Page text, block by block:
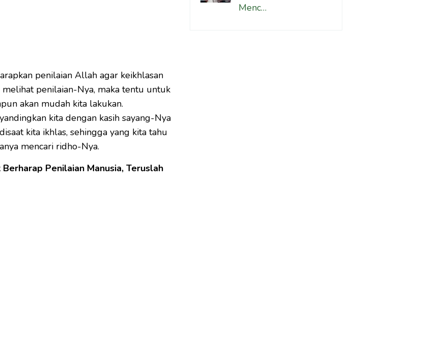
penilaian Allah agar keikhlasan
penilaian-Nya, maka tentu untuk
akan mudah kita lakukan.
kita dengan kasih sayang-Nya
kita ikhlas, sehingga yang kita tahu
mencari ridho-Nya.
Penilaian Manusia, Teruslah
Menc…